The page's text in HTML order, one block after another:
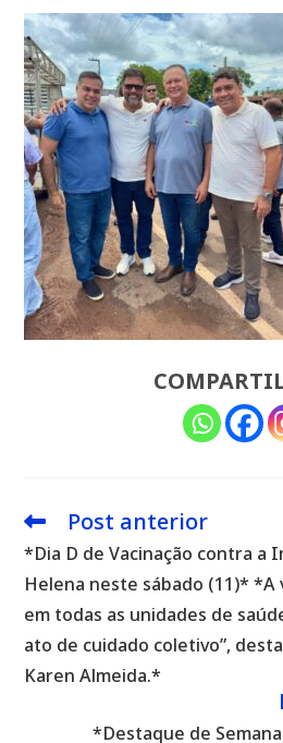
Leia
artigos
Post anterior
*Dia D de Vacinação contra a
Helena neste sábado (11)* *A
em todas as unidades de
ato de cuidado coletivo”,
Karen Almeida.*
*Destaque de